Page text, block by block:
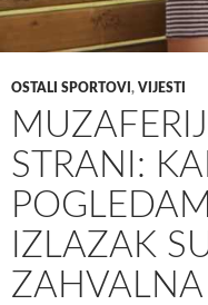
OSTALI SPORTOVI , VIJESTI
STRANI:
IZLAZAK